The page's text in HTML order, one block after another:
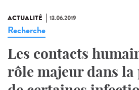
ACTUALITÉ 13.06.2019
Recherche
Les contacts
rôle majeur dans